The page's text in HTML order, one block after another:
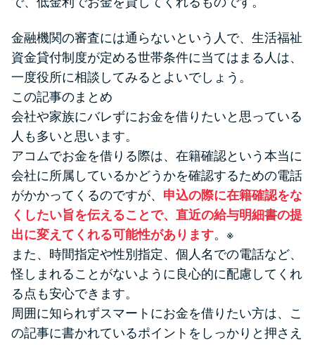
金融機関の審査には通らないという人で、生活福祉
資金貸付制度が定める世帯条件に当てはまる人は、
一度役所に相談してみるとよいでしょう。
この記事のまとめ
会社や家族にバレずにお金を借りたいと思っている
人も多いと思います。
アコムでお金を借りる際は、在籍確認という本当に
会社に所属しているかどうかを確認するための電話
がかかってくるのですが、 申込の際に在籍確認をな
くしたい旨を伝えることで、直近の給与明細書の提
出に変えてくれる可能性があります。※
また、時間指定や性別指定、個人名での電話など、
怪しまれることがないように良心的に配慮してくれ
る点も安心できます。
周囲に知られずスマートにお金を借りたい方は、こ
の記事に書かれているポイントをしっかりと押さえ